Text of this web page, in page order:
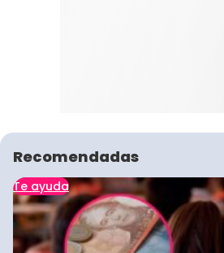
Recomendadas
Te ayuda